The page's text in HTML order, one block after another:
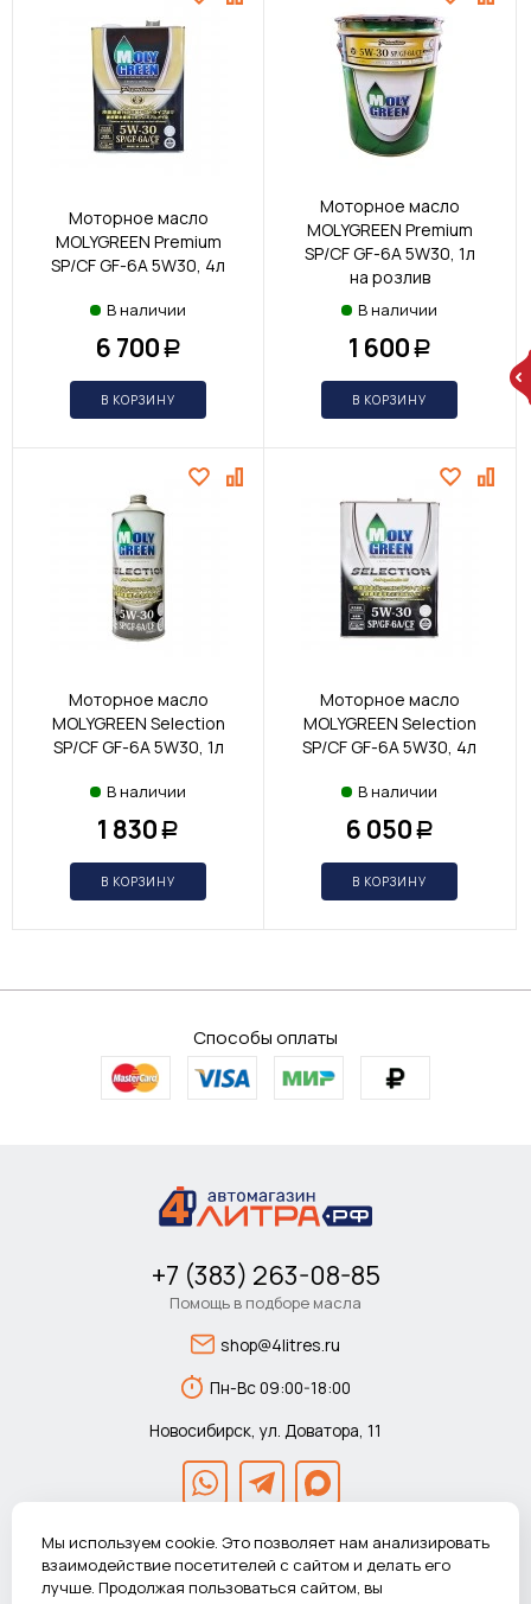
Моторное масло
MOLYGREEN Premium
SP/CF GF-6A 5W30, 4л
В наличии
6 700 Р
В КОРЗИНУ
Моторное масло
MOLYGREEN Premium
SP/CF GF-6A 5W30, 1л
на розлив
В наличии
1 600 Р
В КОРЗИНУ
Моторное масло
MOLYGREEN Selection
SP/CF GF-6A 5W30, 1л
В наличии
1 830 Р
В КОРЗИНУ
Моторное масло
MOLYGREEN Selection
SP/CF GF-6A 5W30, 4л
В наличии
6 050 Р
В КОРЗИНУ
Способы оплаты
+7 (383) 263-08-85
Помощь в подборе масла
shop@4litres.ru
Пн-Вс 09:00-18:00
Новосибирск, ул. Доватора, 11
Мы используем cookie. Это позволяет нам анализировать
взаимодействие посетителей с сайтом и делать его
лучше. Продолжая пользоваться сайтом, вы